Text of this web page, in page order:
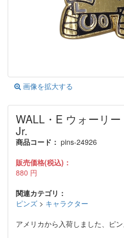
画像を拡大する
WALL・E ウォーリ
Jr.
商品コード： pins-24926
販売価格(税込)：
880 円
関連カテゴリ：
ピンズ > キャラクター
アメリカから入荷しました、ピン